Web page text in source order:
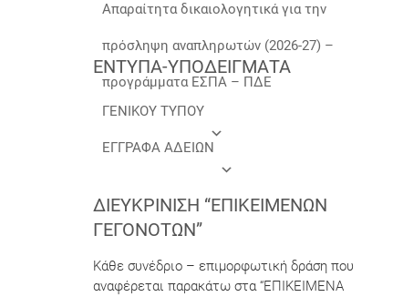
Απαραίτητα δικαιολογητικά για την
πρόσληψη αναπληρωτών (2026-27) –
προγράμματα ΕΣΠΑ – ΠΔΕ
ΕΝΤΥΠΑ-ΥΠΟΔΕΙΓΜΑΤΑ
ΓΕΝΙΚΟΥ ΤΥΠΟΥ
ΕΓΓΡΑΦΑ ΑΔΕΙΩΝ
ΔΙΕΥΚΡΊΝΙΣΗ “ΕΠΙΚΕΊΜΕΝΩΝ
ΓΕΓΟΝΌΤΩΝ”
Κάθε συνέδριο – επιμορφωτική δράση που
αναφέρεται παρακάτω στα “ΕΠΙΚΕΙΜΕΝΑ